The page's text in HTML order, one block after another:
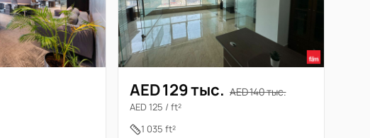
AED 129 тыс. AED 140 тыс.
AED 125 / ft²
1 035 ft²